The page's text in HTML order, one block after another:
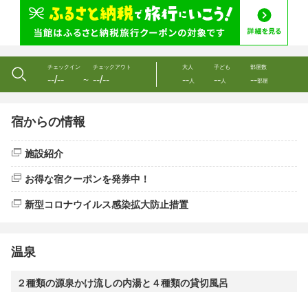
チェックイン
--/-- 〜
チェックアウト
--/--
大人
--人
子ども
--人
部屋数
--部屋
宿からの情報
施設紹介
お得な宿クーポンを発券中！
新型コロナウイルス感染拡大防止措置
温泉
２種類の源泉かけ流しの内湯と４種類の貸切風呂